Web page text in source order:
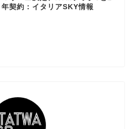
年契約：イタリアSKY情報